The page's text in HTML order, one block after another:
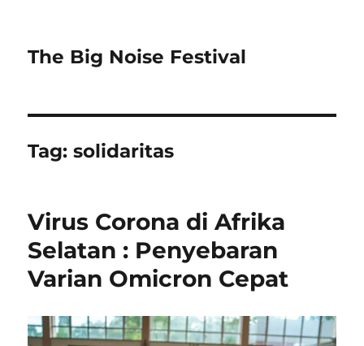
The Big Noise Festival
Tag:solidaritas
Virus Corona di Afrika
Selatan : Penyebaran
Varian Omicron Cepat